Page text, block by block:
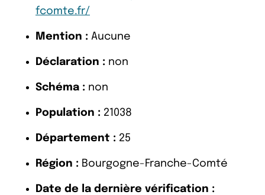
fcomte.fr/
Mention : Aucune
Déclaration : non
Schéma : non
Population : 21038
Département : 25
Région : Bourgogne-Franche-Comté
Date de la dernière vérification :